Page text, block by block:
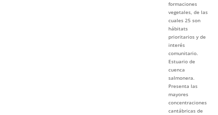
formaciones
vegetales, de las
cuales 25 son
hábitats
prioritarios y de
interés
comunitario.
Estuario de
cuenca
salmonera.
Presenta las
mayores
concentraciones
cantábricas de